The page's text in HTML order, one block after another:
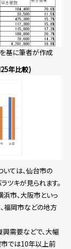
基に筆者が作成
年比較)
いては、仙台市の
ツキが見られます。
浜市、大阪市といっ
福岡市などの地方
需要などで、大幅
市では10年以上前